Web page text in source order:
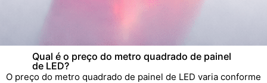
Qual é o preço do metro quadrado de painel
de LED?
O preço do metro quadrado de painel de LED varia conforme